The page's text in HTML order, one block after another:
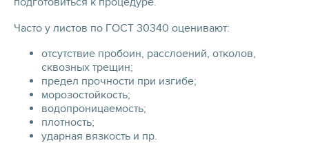
Часто у листов по ГОСТ 30340 оценивают:
отсутствие пробоин, расслоений, отколов,
сквозных трещин;
предел прочности при изгибе;
морозостойкость;
водопроницаемость;
плотность;
ударная вязкость и пр.